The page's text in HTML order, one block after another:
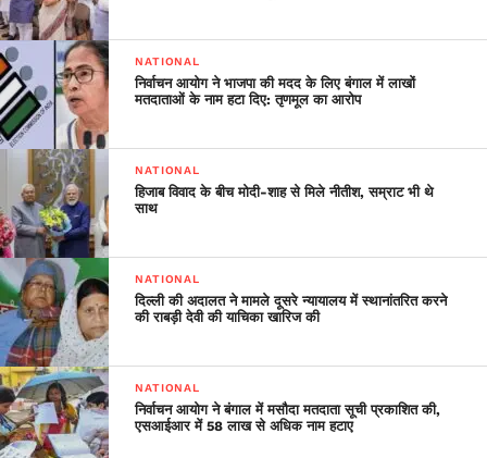
NATIONAL
निर्वाचन आयोग ने भाजपा की मदद के लिए बंगाल में लाखों
मतदाताओं के नाम हटा दिए: तृणमूल का आरोप
NATIONAL
हिजाब विवाद के बीच मोदी-शाह से मिले नीतीश, सम्राट भी थे
साथ
NATIONAL
दिल्ली की अदालत ने मामले दूसरे न्यायालय में स्थानांतरित करने
की राबड़ी देवी की याचिका खारिज की
NATIONAL
निर्वाचन आयोग ने बंगाल में मसौदा मतदाता सूची प्रकाशित की,
एसआईआर में 58 लाख से अधिक नाम हटाए